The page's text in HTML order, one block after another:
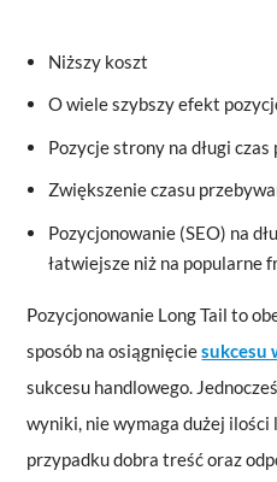
Niższy koszt
O wiele szybszy efekt
Pozycje strony na długi
Zwiększenie czasu
Pozycjonowanie (SEO) na
łatwiejsze niż na popularne
Pozycjonowanie Long Tail to
sposób na osiągnięciesukcesu
sukcesu handlowego.
wyniki, nie wymaga dużej
przypadku dobra treść oraz